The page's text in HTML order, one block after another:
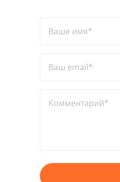
Ваше имя*
Ваш email*
Комментарий*